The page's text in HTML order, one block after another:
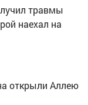
травмы
наехал на
открыли Аллею